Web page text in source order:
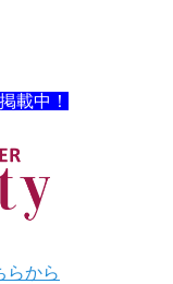
載中！
らから